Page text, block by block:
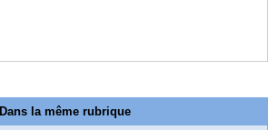
Dans la même rubrique